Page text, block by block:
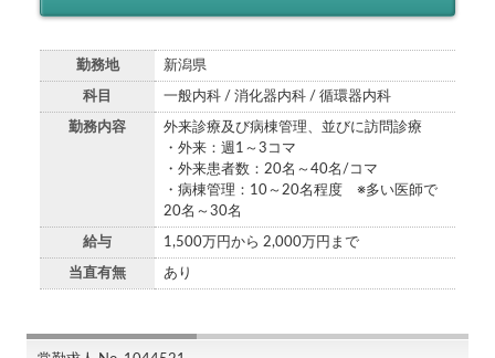
勤務地 新潟県
科目 一般内科 / 消化器内科 / 循環器内科
勤務内容
外来診療及び病棟管理、並びに訪問診療
・外来：週1～3コマ
・外来患者数：20名～40名/コマ
・病棟管理：10～20名程度 ※多い医師で
20名～30名
給与 1,500万円から 2,000万円まで
当直有無 あり